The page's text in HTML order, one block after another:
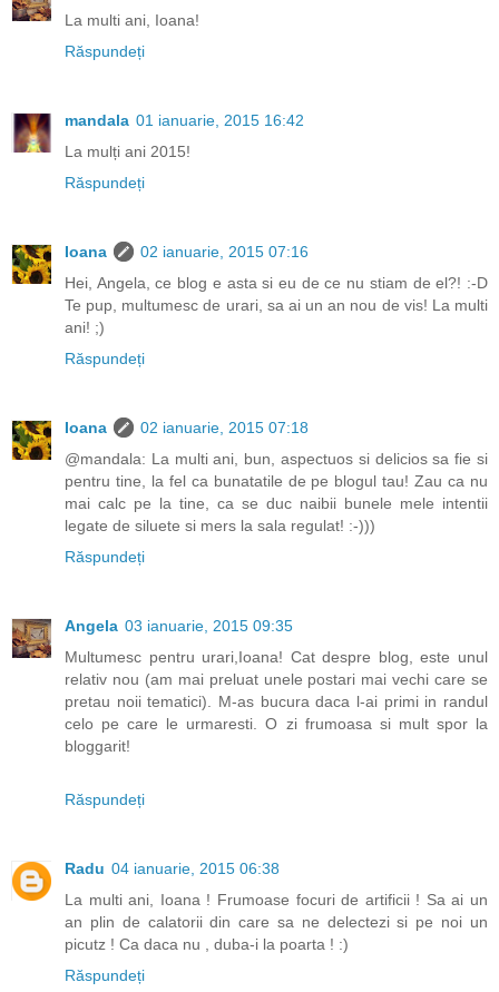
La multi ani, Ioana!
Răspundeți
mandala 01 ianuarie, 2015 16:42
La mulți ani 2015!
Răspundeți
Ioana
02 ianuarie, 2015 07:16
Hei, Angela, ce blog e asta si eu de ce nu stiam de el?! :-D
Te pup, multumesc de urari, sa ai un an nou de vis! La multi
ani! ;)
Răspundeți
Ioana
02 ianuarie, 2015 07:18
@mandala: La multi ani, bun, aspectuos si delicios sa fie si
pentru tine, la fel ca bunatatile de pe blogul tau! Zau ca nu
mai calc pe la tine, ca se duc naibii bunele mele intentii
legate de siluete si mers la sala regulat! :-)))
Răspundeți
Angela 03 ianuarie, 2015 09:35
Multumesc pentru urari,Ioana! Cat despre blog, este unul
relativ nou (am mai preluat unele postari mai vechi care se
pretau noii tematici). M-as bucura daca l-ai primi in randul
celo pe care le urmaresti. O zi frumoasa si mult spor la
bloggarit!
Răspundeți
Radu 04 ianuarie, 2015 06:38
La multi ani, Ioana ! Frumoase focuri de artificii ! Sa ai un
an plin de calatorii din care sa ne delectezi si pe noi un
picutz ! Ca daca nu , duba-i la poarta ! :)
Răspundeți